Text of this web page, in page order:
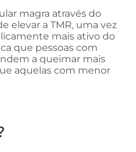
magra através do
elevar a TMR, uma vez
mais ativo do
que pessoas com
a queimar mais
aquelas com menor